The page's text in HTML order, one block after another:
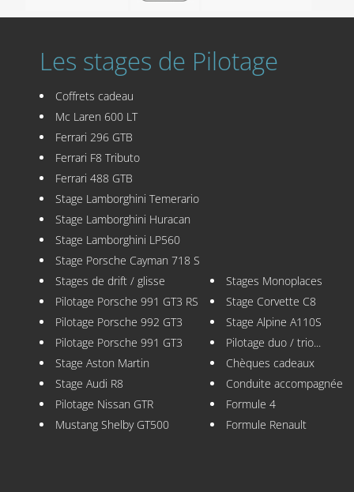
Les stages de Pilotage
Coffrets cadeau
Mc Laren 600 LT
Ferrari 296 GTB
Ferrari F8 Tributo
Ferrari 488 GTB
Stage Lamborghini Temerario
Stage Lamborghini Huracan
Stage Lamborghini LP560
Stage Porsche Cayman 718 S
Stages de drift / glisse
Pilotage Porsche 991 GT3 RS
Pilotage Porsche 992 GT3
Pilotage Porsche 991 GT3
Stage Aston Martin
Stage Audi R8
Pilotage Nissan GTR
Mustang Shelby GT500
Stages Monoplaces
Stage Corvette C8
Stage Alpine A110S
Pilotage duo / trio...
Chèques cadeaux
Conduite accompagnée
Formule 4
Formule Renault